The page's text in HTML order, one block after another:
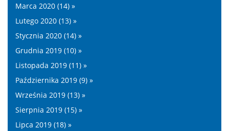
Marca 2020 (14) »
Lutego 2020 (13) »
Stycznia 2020 (14) »
Grudnia 2019 (10) »
Listopada 2019 (11) »
Października 2019 (9) »
Września 2019 (13) »
Sierpnia 2019 (15) »
Lipca 2019 (18) »